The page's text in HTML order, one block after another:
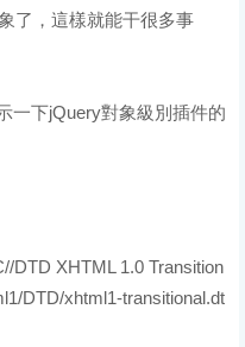
了，這樣就能干很多事
一下jQuery對象級別插件的
DTD XHTML 1.0 Transition
DTD/xhtml1-transitional.dt